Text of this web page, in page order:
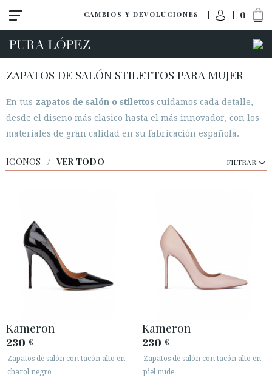
CAMBIOS Y DEVOLUCIONES 0
Ver todo
ENGLISH
PAÍS: ITALIA
ZAPATOS DE SALÓN STILETTOS PARA MUJER
En tus zapatos de salón o stilettos cuidamos cada detalle,
desde el diseño más clasico hasta el más innovador, con los
materiales de gran calidad en su fabricación española.
ICONOS / VER TODO FILTRAR
Kameron
230 €
Zapatos de salón con tacón alto en
charol negro
Kameron
230 €
Zapatos de salón con tacón alto en
piel nude